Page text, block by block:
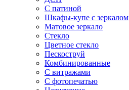
С патиной
Шкафы-купе с зеркалом
Матовое зеркало
Стекло
Цветное стекло
Пескоструй
Комбинированные
С витражами
С фотопечатью